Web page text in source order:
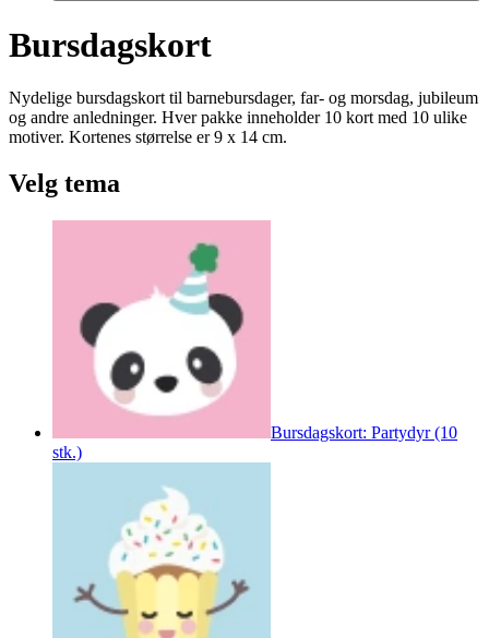
Bursdagskort
Nydelige bursdagskort til barnebursdager, far- og morsdag, jubileum
og andre anledninger. Hver pakke inneholder 10 kort med 10 ulike
motiver. Kortenes størrelse er 9 x 14 cm.
Velg tema
Bursdagskort: Partydyr (10
stk.)